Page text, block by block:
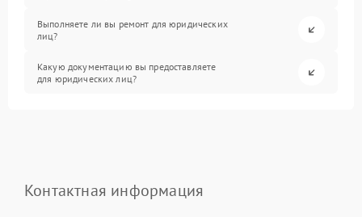
Выполняете ли вы ремонт для юридических
лиц?
Какую документацию вы предоставляете
для юридических лиц?
Контактная информация